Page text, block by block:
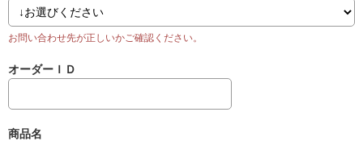
オーダーＩＤ
商品名